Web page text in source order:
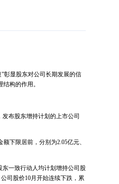
彰显股东对公司长期发展的信
构的作用。
布股东增持计划的上市公司
额下限居前，分别为2.05亿元、
一致行动人均计划增持公司股
司股价10月开始连续下跌，累